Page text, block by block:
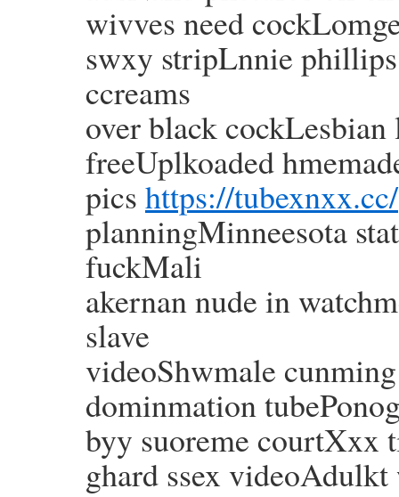
wivves need
swxy stripLnnie
ccreams
over black
freeUplkoaded
pics https://tubexnxx.cc/
planningMinneesota
fuckMali
akernan nude in
slave
videoShwmale
dominmation
byy suoreme courtXxx
ghard ssex